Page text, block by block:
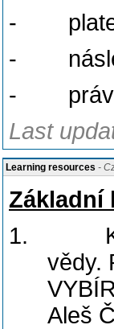
-
-
-
Last
Learning resources -
Základní
1.
vědy.
Aleš